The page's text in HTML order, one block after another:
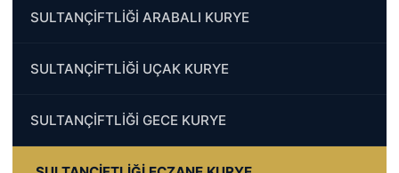
SULTANÇİFTLİĞİ ARABALI KURYE
SULTANÇİFTLİĞİ UÇAK KURYE
SULTANÇİFTLİĞİ GECE KURYE